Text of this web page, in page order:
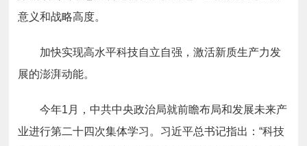
意义和战略高度。
加快实现高水平科技自立自强，激活新质生产力发
展的澎湃动能。
今年1月，中共中央政治局就前瞻布局和发展未来产
业进行第二十四次集体学习。习近平总书记指出：“科技